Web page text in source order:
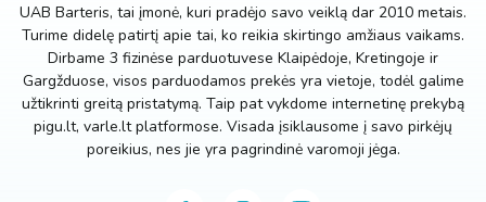
UAB Barteris, tai įmonė, kuri pradėjo savo veiklą dar 2010 metais.
Turime didelę patirtį apie tai, ko reikia skirtingo amžiaus vaikams.
Dirbame 3 fizinėse parduotuvese Klaipėdoje, Kretingoje ir
Gargžduose, visos parduodamos prekės yra vietoje, todėl galime
užtikrinti greitą pristatymą. Taip pat vykdome internetinę prekybą
pigu.lt, varle.lt platformose. Visada įsiklausome į savo pirkėjų
poreikius, nes jie yra pagrindinė varomoji jėga.